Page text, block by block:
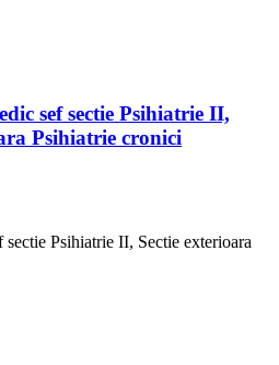
sef sectie Psihiatrie II,
Psihiatrie cronici
Psihiatrie II, Sectie exterioara